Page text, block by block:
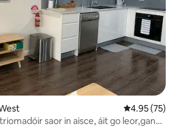
Meánrátáil
4.95 (75)
saor in aisce, áit go leor,gan